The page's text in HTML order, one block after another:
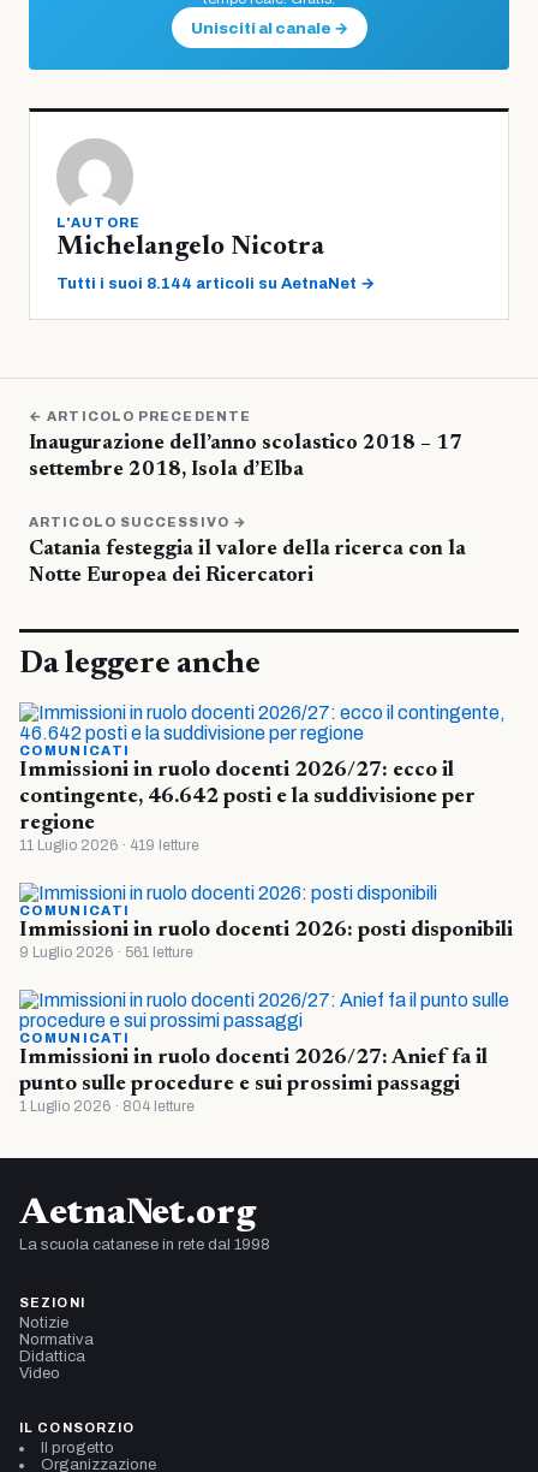
Unisciti al canale →
L'AUTORE
Michelangelo Nicotra
Tutti i suoi 8.144 articoli su AetnaNet →
← ARTICOLO PRECEDENTE
Inaugurazione dell’anno scolastico 2018 – 17
settembre 2018, Isola d’Elba
ARTICOLO SUCCESSIVO →
Catania festeggia il valore della ricerca con la
Notte Europea dei Ricercatori
Da leggere anche
COMUNICATI
Immissioni in ruolo docenti 2026/27: ecco il
contingente, 46.642 posti e la suddivisione per
regione
11 Luglio 2026 · 419 letture
COMUNICATI
Immissioni in ruolo docenti 2026: posti disponibili
9 Luglio 2026 · 561 letture
COMUNICATI
Immissioni in ruolo docenti 2026/27: Anief fa il
punto sulle procedure e sui prossimi passaggi
1 Luglio 2026 · 804 letture
AetnaNet.org
La scuola catanese in rete dal 1998
SEZIONI
Notizie
Normativa
Didattica
Video
IL CONSORZIO
Il progetto
Organizzazione